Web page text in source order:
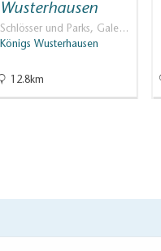
Wusterhausen
Schlösser und Parks, Gale…
Königs Wusterhausen
12.8km